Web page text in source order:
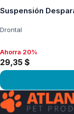
Suspensión
Drontal
Ahorra 20%, 29,35
Ahorra 20%
29,35 $
Ver producto